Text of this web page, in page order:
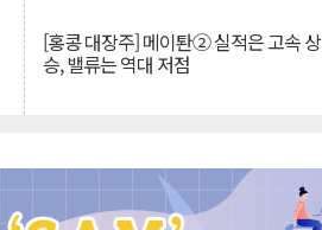
[홍콩 대장주] 메이퇀② 실적은 고속 상
승, 밸류는 역대 저점